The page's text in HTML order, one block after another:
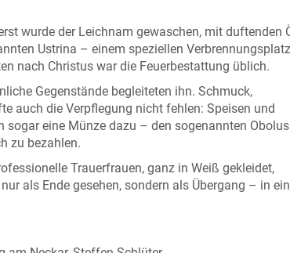
wurde der Leichnam gewaschen, mit duftenden
Ustrina – einem speziellen
nach Christus war die Feuerbestattung üblich.
Gegenstände begleiteten ihn. Schmuck,
auch die Verpflegung nicht fehlen: Speisen und
eine Münze dazu – den sogenannten
zu bezahlen.
Trauerfrauen, ganz in Weiß gekleidet,
als Ende gesehen, sondern als Übergang – in